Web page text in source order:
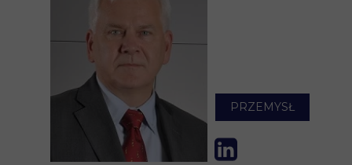
PRZEMYSŁ